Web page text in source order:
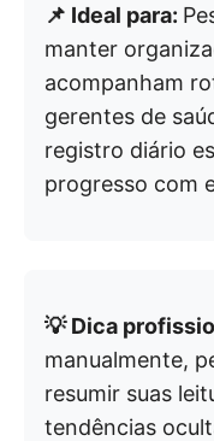
📌 Ideal para:
manter
acompanham
gerentes de
registro diário
progresso com
💡 Dica
manualmente,
resumir suas
tendências